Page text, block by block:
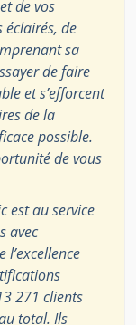
de vos
éclairés, de
sa
de faire
et s’efforcent
de la
possible.
de vous
est au service
avec
l’excellence
271 clients
total. Ils